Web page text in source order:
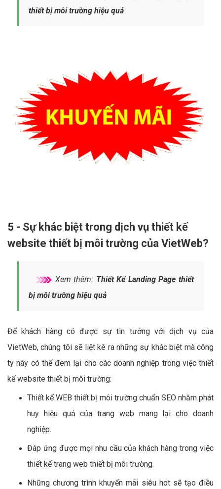
thiết bị môi trường hiệu quả
5 - Sự khác biệt trong dịch vụ thiết kế
website thiết bị môi trường của VietWeb?
Xem thêm: Thiết Kế Landing Page thiết
bị môi trường hiệu quả
Để khách hàng có được sự tin tưởng với dịch vụ của
VietWeb, chúng tôi sẽ liệt kê ra những sự khác biệt mà công
ty này có thể đem lại cho các doanh nghiệp trong việc thiết
kế website thiết bị môi trường:
Thiết kế WEB thiết bị môi trường chuẩn SEO nhằm phát
huy hiệu quả của trang web mang lại cho doanh
nghiệp.
Đáp ứng được mọi nhu cầu của khách hàng trong việc
thiết kế trang web thiết bị môi trường.
Những chương trình khuyến mãi siêu hot sẽ tạo điều